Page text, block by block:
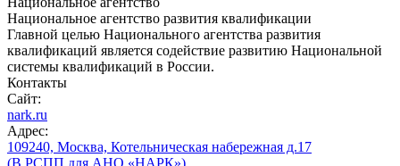
Национальное агентство развития квалификации
Главной целью Национального агентства развития
квалификаций является содействие развитию Национальной
системы квалификаций в России.
Контакты
Сайт:
nark.ru
Адрес:
109240, Москва, Котельническая набережная д.17
(В РСПП для АНО «НАРК»)